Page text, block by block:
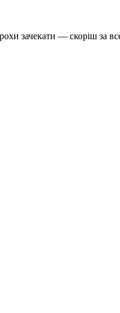
зачекати — скоріш за